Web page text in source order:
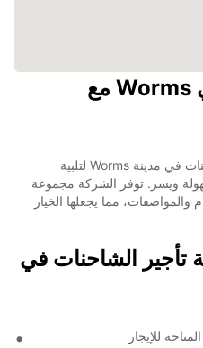
استئجار الشاحنات في Worms مع
تقدم Europcar خدمات تأجير الشاحنات في مدينة Worms لتلبية
ويسر. توفر الشركة مجموعة
مما يجعلها الخيار
تأجير الشاحنات في
للإيجار